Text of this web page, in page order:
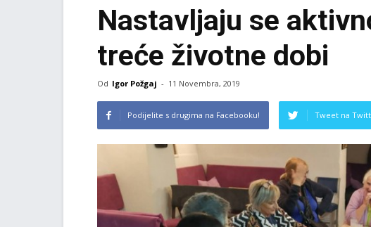
Nastavljaju se
treće životne dobi
Od Igor Požgaj - 11 Novembra, 2019
Podijelite s drugima na Facebooku! Tweet na